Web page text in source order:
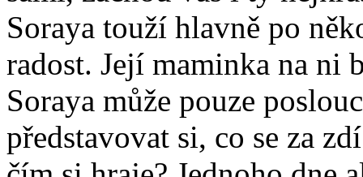
Soraya touží hlavně po
radost. Její maminka na ni
Soraya může pouze
představovat si, co se za